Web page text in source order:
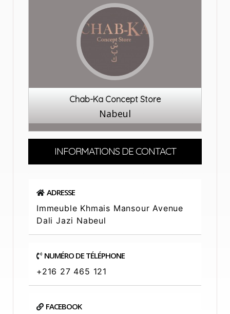
REJOINDRE BAITIK
CONTACT
Chab-Ka Concept Store
Nabeul
INFORMATIONS DE CONTACT
ADRESSE
Immeuble Khmais Mansour Avenue
Dali Jazi Nabeul
NUMÉRO DE TÉLÉPHONE
+216 27 465 121
FACEBOOK